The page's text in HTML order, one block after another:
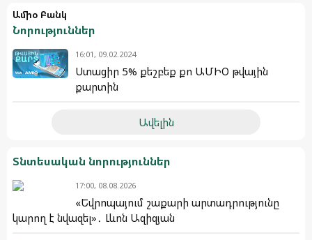
Ամիօ Բանկ
Նորություններ
16:01, 09.02.2024
Ստացիր 5% քեշբեք քո ԱՄԻՕ թվային
քարտին
Ավելին
Տնտեսական նորություններ
17:00, 08.08.2026
«Եվրոպայում շաքարի արտադրությունը
կարող է նվազել»․ Լևոն Ազիզյան